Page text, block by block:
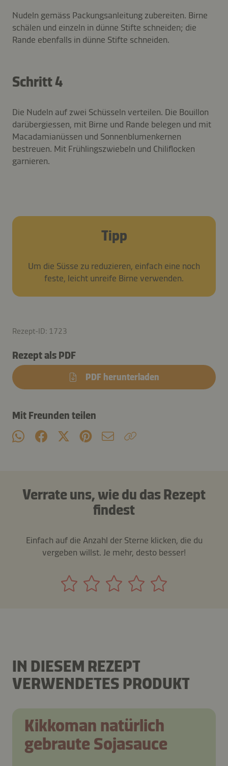
Nudeln gemäss Packungsanleitung zubereiten. Birne
schälen und einzeln in dünne Stifte schneiden; die
Rande ebenfalls in dünne Stifte schneiden.
Schritt 4
Die Nudeln auf zwei Schüsseln verteilen. Die Bouillon
darübergiessen, mit Birne und Rande belegen und mit
Macadamianüssen und Sonnenblumenkernen
bestreuen. Mit Frühlingszwiebeln und Chiliflocken
garnieren.
Tipp
Um die Süsse zu reduzieren, einfach eine noch
feste, leicht unreife Birne verwenden.
Rezept-ID: 1723
Rezept als PDF
PDF herunterladen
Mit Freunden teilen
Verrate uns, wie du das Rezept
findest
Einfach auf die Anzahl der Sterne klicken, die du
vergeben willst. Je mehr, desto besser!
IN DIESEM REZEPT
VERWENDETES PRODUKT
Kikkoman natürlich
gebraute Sojasauce